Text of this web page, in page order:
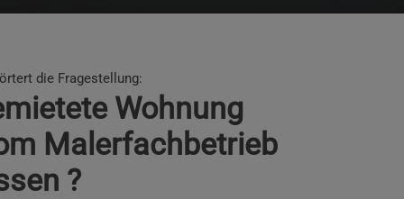
die Fragestellung:
Wohnung
Malerfachbetrieb
?